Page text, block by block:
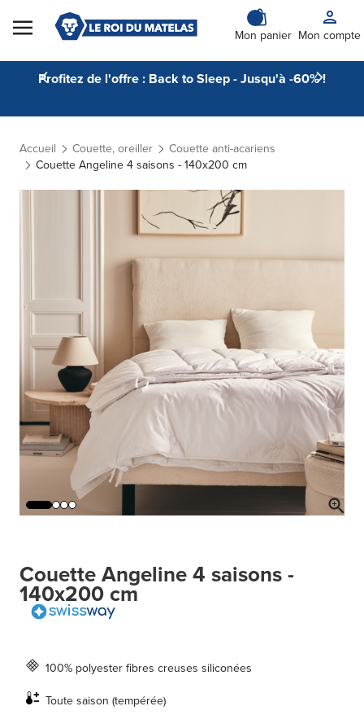
Skip to Content
Mon panier Mon compte
Profitez de l'offre : Back to Sleep - Jusqu'à -60% !
Accueil Couette, oreiller
Couette anti-acariens
Couette Angeline 4 saisons - 140x200 cm
Couette Angeline 4 saisons -
140x200 cm
100% polyester fibres creuses siliconées
Toute saison (tempérée)